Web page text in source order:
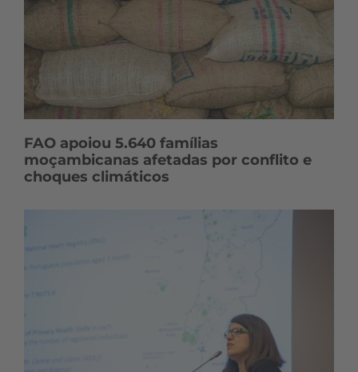
FAO apoiou 5.640 famílias
moçambicanas afetadas por conflito e
choques climáticos